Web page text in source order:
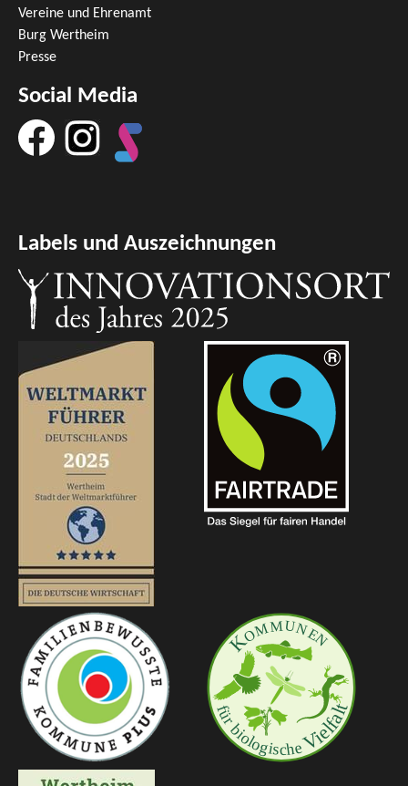
Vereine und Ehrenamt
Burg Wertheim
Presse
Social Media
Labels und Auszeichnungen